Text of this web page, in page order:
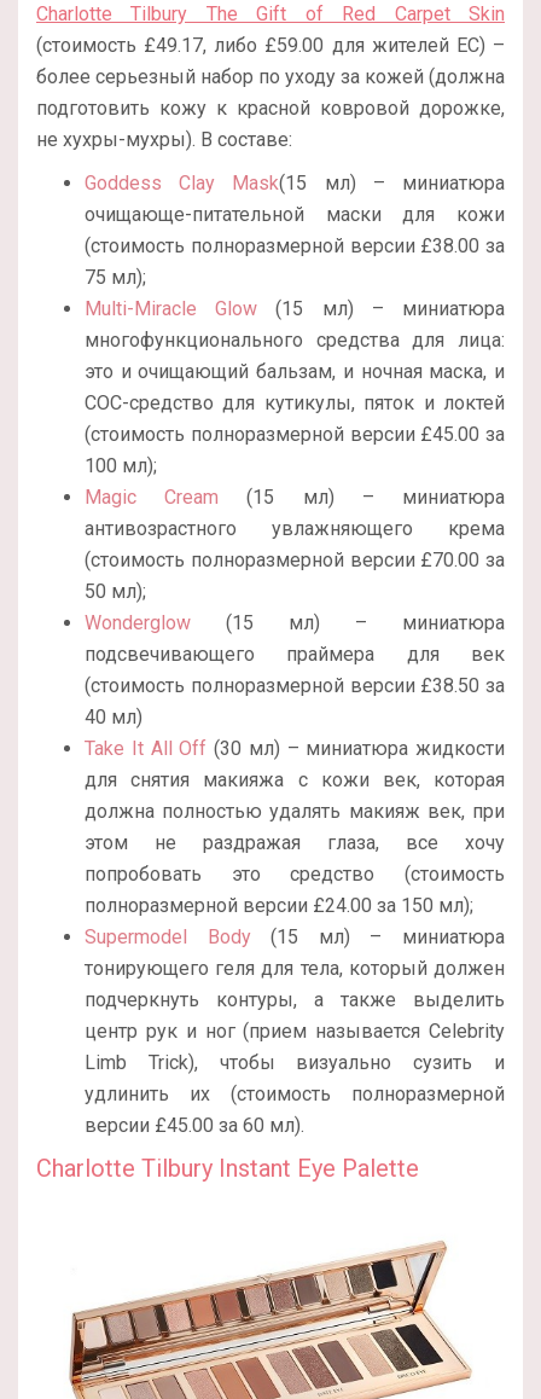
Charlotte Tilbury The Gift of Red Carpet Skin
(стоимость £49.17, либо £59.00 для жителей ЕС) –
более серьезный набор по уходу за кожей (должна
подготовить кожу к красной ковровой дорожке,
не хухры-мухры). В составе:
Goddess Clay Mask(15 мл) – миниатюра
очищающе-питательной маски для кожи
(стоимость полноразмерной версии £38.00 за
75 мл);
Multi-Miracle Glow (15 мл) – миниатюра
многофункционального средства для лица:
это и очищающий бальзам, и ночная маска, и
СОС-средство для кутикулы, пяток и локтей
(стоимость полноразмерной версии £45.00 за
100 мл);
Magic Cream (15 мл) – миниатюра
антивозрастного увлажняющего крема
(стоимость полноразмерной версии £70.00 за
50 мл);
Wonderglow (15 мл) – миниатюра
подсвечивающего праймера для век
(стоимость полноразмерной версии £38.50 за
40 мл)
Take It All Off (30 мл) – миниатюра жидкости
для снятия макияжа с кожи век, которая
должна полностью удалять макияж век, при
этом не раздражая глаза, все хочу
попробовать это средство (стоимость
полноразмерной версии £24.00 за 150 мл);
Supermodel Body(15 мл) – миниатюра
тонирующего геля для тела, который должен
подчеркнуть контуры, а также выделить
центр рук и ног (прием называется Celebrity
Limb Trick), чтобы визуально сузить и
удлинить их (стоимость полноразмерной
версии £45.00 за 60 мл).
Charlotte Tilbury Instant Eye Palette